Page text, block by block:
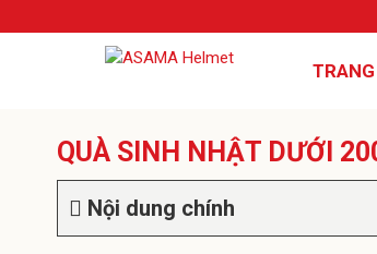
QUÀ SINH NHẬT DƯỚI
Nội dung chính